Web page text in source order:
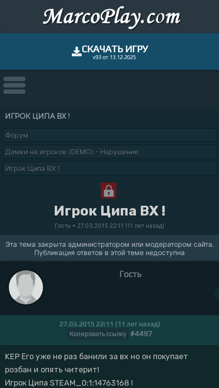
СКАЧАТЬ ИГРУ
v93 от 13.12.2025
ИГРОК ЦИПА ВХ !
Форум
Демки на игроков (DEMO) - Нарушение
Игрок Ципа ВХ !
Игрок Ципа ВХ !
Гость • 27.03.2015 22:11 (11 лет назад)
Эта тема закрыта администратором или модератором сайта.
Публикация ответов в этой теме недоступна
Гость
27.03.2015 22:11 (11 лет назад)
Копировать ссылку #4497
KEP Его уже не раз банили за вх но он покупает
розбан и опять читерит!
Игрок Ципа STEAM_0:1:14763168 !